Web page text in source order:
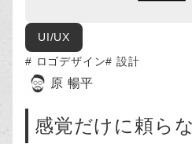
UI/UX
ロゴデザイン
設計
原 暢平
感覚だけに頼ら